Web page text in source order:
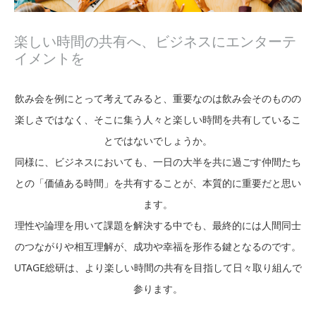
楽しい時間の共有へ、ビジネスにエンターテ
イメントを
飲み会を例にとって考えてみると、重要なのは飲み会そのものの
楽しさではなく、そこに集う人々と楽しい時間を共有しているこ
とではないでしょうか。
同様に、ビジネスにおいても、一日の大半を共に過ごす仲間たち
との「価値ある時間」を共有することが、本質的に重要だと思い
ます。
理性や論理を用いて課題を解決する中でも、最終的には人間同士
のつながりや相互理解が、成功や幸福を形作る鍵となるのです。
UTAGE総研は、より楽しい時間の共有を目指して日々取り組んで
参ります。